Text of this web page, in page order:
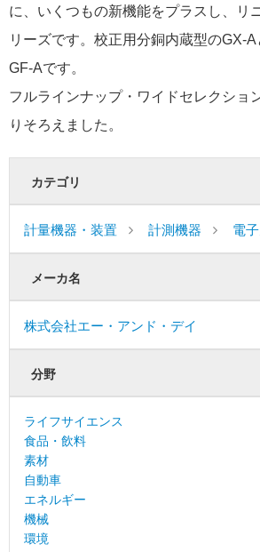
に、いくつもの新機能をプラスし、リ
リーズです。校正用分銅内蔵型のGX-
GF-Aです。
フルラインナップ・ワイドセレクショ
りそろえました。
カテゴリ
計量機器・装置 計測機器 電
メーカ名
株式会社エー・アンド・デイ
分野
ライフサイエンス
食品・飲料
素材
自動車
エネルギー
機械
環境